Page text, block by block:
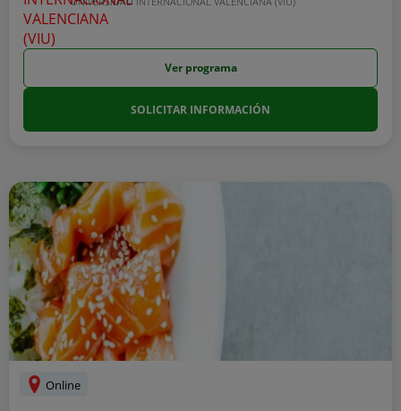
Ver programa
SOLICITAR INFORMACIÓN
Online